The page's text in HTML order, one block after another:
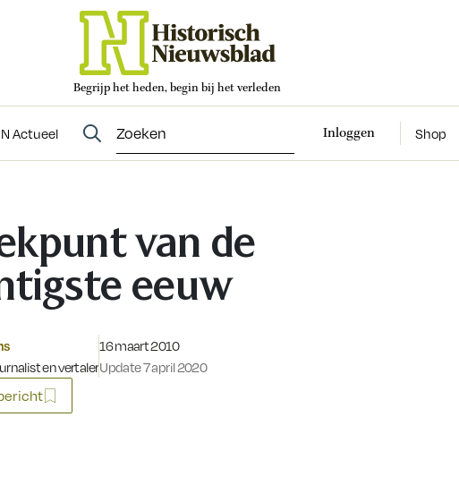
Begrijp het heden, begin bij het verleden
Actueel Inloggen Shop
Evenementen
van de
eeuw
en vertaler
Gepubliceerd op:
16 maart 2010
Update 7 april 2020